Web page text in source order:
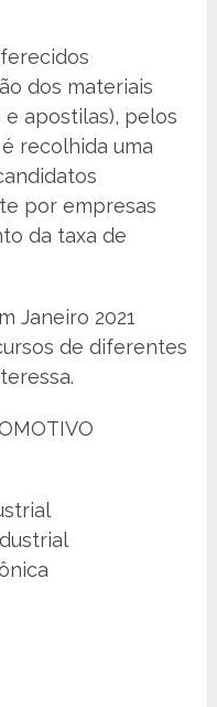
dos materiais
apostilas), pelos
recolhida uma
por empresas
da taxa de
Janeiro 2021
de diferentes